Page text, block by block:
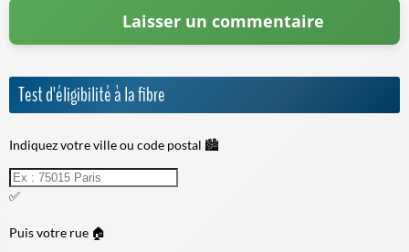
Test d'éligibilité à la fibre
Indiquez votre ville ou code postal 🏙️
✅
Puis votre rue 🏠